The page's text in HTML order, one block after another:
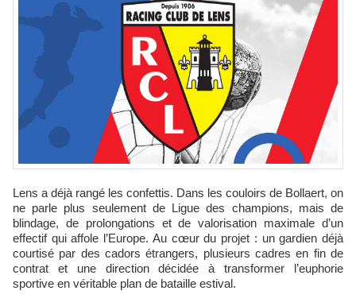
Lens a déjà rangé les confettis. Dans les couloirs de Bollaert, on
ne parle plus seulement de Ligue des champions, mais de
blindage, de prolongations et de valorisation maximale d’un
effectif qui affole l’Europe. Au cœur du projet : un gardien déjà
courtisé par des cadors étrangers, plusieurs cadres en fin de
contrat et une direction décidée à transformer l’euphorie
sportive en véritable plan de bataille estival.